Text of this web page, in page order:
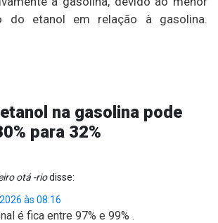
do etanol em relação à gasolina.
na gasolina pode
para 32%
otá -riodisse:
às 08:16
é fica entre 97% e 99% .